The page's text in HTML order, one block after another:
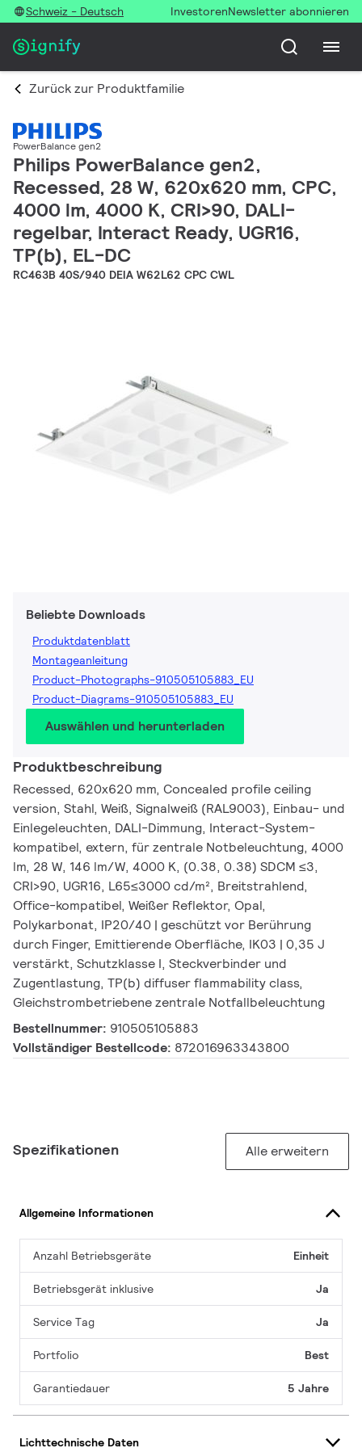
Schweiz - Deutsch InvestorenNewsletter abonnieren
Zurück zur Produktfamilie
PowerBalance gen2
Philips PowerBalance gen2,
Recessed, 28 W, 620x620 mm, CPC,
4000 lm, 4000 K, CRI>90, DALI-
regelbar, Interact Ready, UGR16,
TP(b), EL-DC
RC463B 40S/940 DEIA W62L62 CPC CWL
Beliebte Downloads
Produktdatenblatt
Montageanleitung
Product-Photographs-910505105883_EU
Product-Diagrams-910505105883_EU
Auswählen und herunterladen
Produktbeschreibung
Recessed, 620x620 mm, Concealed profile ceiling
version, Stahl, Weiß, Signalweiß (RAL9003), Einbau- und
Einlegeleuchten, DALI-Dimmung, Interact-System-
kompatibel, extern, für zentrale Notbeleuchtung, 4000
lm, 28 W, 146 lm/W, 4000 K, (0.38, 0.38) SDCM ≤3,
CRI>90, UGR16, L65≤3000 cd/m², Breitstrahlend,
Office-kompatibel, Weißer Reflektor, Opal,
Polykarbonat, IP20/40 | geschützt vor Berührung
durch Finger, Emittierende Oberfläche, IK03 | 0,35 J
verstärkt, Schutzklasse I, Steckverbinder und
Zugentlastung, TP(b) diffuser flammability class,
Gleichstrombetriebene zentrale Notfallbeleuchtung
Bestellnummer: 910505105883
Vollständiger Bestellcode: 872016963343800
Spezifikationen Alle erweitern
Allgemeine Informationen
Anzahl Betriebsgeräte Einheit
Betriebsgerät inklusive Ja
Service Tag Ja
Portfolio Best
Garantiedauer 5 Jahre
Lichttechnische Daten